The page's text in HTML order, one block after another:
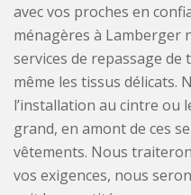
avec vos proches en
ménagères à Lamberger
services de repassage
même les tissus délicats.
l’installation au cintre ou
grand, en amont de ces
vêtements. Nous
vos exigences, nous